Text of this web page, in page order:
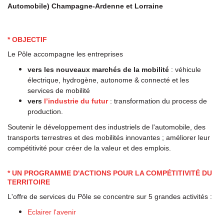
Automobile) Champagne-Ardenne et Lorraine
* OBJECTIF
Le Pôle accompagne les entreprises
vers les nouveaux marchés de la mobilité : véhicule
électrique, hydrogène, autonome & connecté et les
services de mobilité
vers l’industrie du futur: transformation du process de
production.
Soutenir le développement des industriels de l'automobile, des
transports terrestres et des mobilités innovantes ; améliorer leur
compétitivité pour créer de la valeur et des emplois.
* UN PROGRAMME D'ACTIONS POUR LA COMPÉTITIVITÉ DU
TERRITOIRE
L'offre de services du Pôle se concentre sur 5 grandes activités :
Eclairer l'avenir